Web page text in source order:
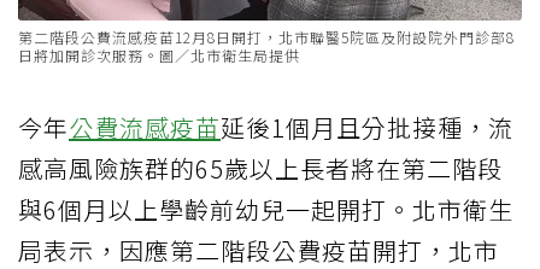
第二階段公費流感疫苗12月8日開打，北市聯醫5院區及附設院外門診部8
日將加開診次服務。圖／北市衛生局提供
今年公費流感疫苗延後1個月且分批接種，流
感高風險族群的65歲以上長者將在第二階段
與6個月以上學齡前幼兒一起開打。北市衛生
局表示，因應第二階段公費疫苗開打，北市